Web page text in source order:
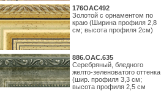
176OAC492
Золотой с орнаментом по
краю (Ширина профиля 2,8
см; высота профиля 2см)
886.ОАС.635
Серебряный, бледного
желто-зеленоватого оттенка
(шир. профиля 3,3 см;
высота профиля 2,5 см